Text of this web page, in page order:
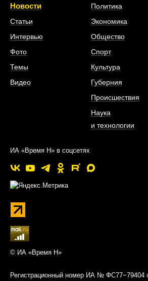
Новости
Статьи
Интервью
Фото
Темы
Видео
Политика
Экономика
Общество
Спорт
Культура
Губерния
Происшествия
Наука
и технологии
ИА «Время Н» в соцсетях
© ИА «Время Н»
Регистрационный номер ИА № ФС77−79404